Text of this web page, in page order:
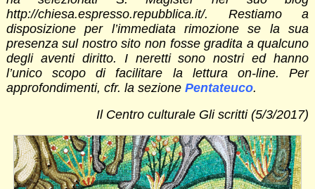
http://chiesa.espresso.repubblica.it/. Restiamo a
disposizione per l’immediata rimozione se la sua
presenza sul nostro sito non fosse gradita a qualcuno
degli aventi diritto. I neretti sono nostri ed hanno
l’unico scopo di facilitare la lettura on-line. Per
approfondimenti, cfr. la sezione Pentateuco.
Il Centro culturale Gli scritti (5/3/2017)